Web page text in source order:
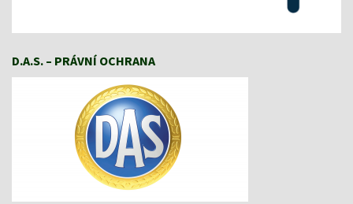
D.A.S. – PRÁVNÍ OCHRANA